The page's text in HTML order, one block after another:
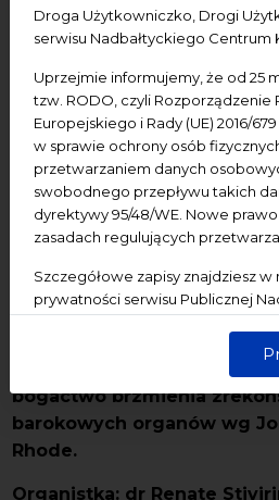
Droga Użytkowniczko, Drogi
serwisu Nadbałtyckiego Centrum
Uprzejmie informujemy, że od 25
tzw. RODO, czyli Rozporządzenie
Europejskiego i Rady (UE) 2016/
w sprawie ochrony osób
przetwarzaniem danych
swobodnego przepływu takich
dyrektywy 95/48/WE. Nowe
zasadach regulujących
Szczegółowe zapisy znajdziesz
prywatności serwisu Publicznej
dane są przetwarzane w sposób
starannością i zgodnie z
Koncerty
Dodaj do kalendarza
Termin:24.10.2026 r., godz.
Miejsce wydarzenia: NCK -
Wstęp:wolny
Kolejna muzyczna uczta
miłośników muzyki
październikowej odsłony
na świętojańskim
bogactwo brzmienia
barokowych organów wg
Rhode.
Organistka: dr Renate